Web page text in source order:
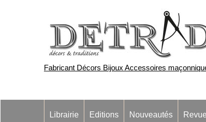
Fabricant Décors Bijoux Accessoires
Librairie Editions Nouveautés